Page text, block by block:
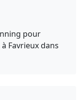
pour
Favrieux dans